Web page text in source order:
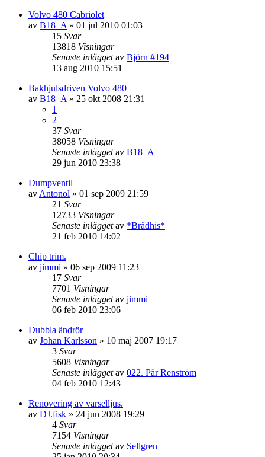
Volvo 480 Cabriolet
av B18_A » 01 jul 2010 01:03
15 Svar
13818 Visningar
Senaste inläggetav Björn #194
13 aug 2010 15:51
Bakhjulsdriven Volvo 480
av B18_A » 25 okt 2008 21:31
1
2
37 Svar
38058 Visningar
Senaste inläggetav B18_A
29 jun 2010 23:38
Dumpventil
av Antonol » 01 sep 2009 21:59
21 Svar
12733 Visningar
Senaste inläggetav *Brådhis*
21 feb 2010 14:02
Chip trim.
av jimmi » 06 sep 2009 11:23
17 Svar
7701 Visningar
Senaste inläggetav jimmi
06 feb 2010 23:06
Dubbla ändrör
av Johan Karlsson » 10 maj 2007 19:17
3 Svar
5608 Visningar
Senaste inläggetav 022. Pär Renström
04 feb 2010 12:43
Renovering av varselljus.
av DJ.fisk » 24 jun 2008 19:29
4 Svar
7154 Visningar
Senaste inläggetav Sellgren